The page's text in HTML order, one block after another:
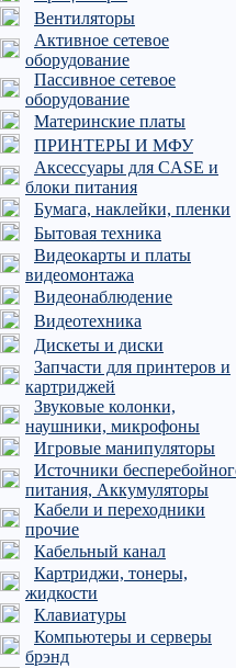
Вентиляторы
Активное сетевое
оборудование
Пассивное сетевое
оборудование
Материнские платы
ПРИНТЕРЫ И МФУ
Аксессуары для CASE и
блоки питания
Бумага, наклейки, пленки
Бытовая техника
Видеокарты и платы
видеомонтажа
Видеонаблюдение
Видеотехника
Дискеты и диски
Запчасти для принтеров и
картриджей
Звуковые колонки,
наушники, микрофоны
Игровые манипуляторы
Источники
питания, Аккумуляторы
Кабели и переходники
прочие
Кабельный канал
Картриджи, тонеры,
жидкости
Клавиатуры
Компьютеры и серверы
брэнд